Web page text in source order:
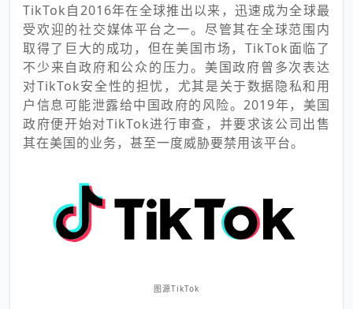
TikTok自2016年在全球推出以来，迅速成为全球最
受欢迎的社交媒体平台之一。尽管其在全球范围内
取得了巨大的成功，但在美国市场，TikTok面临了
不少来自政府和公众的压力。美国政府曾多次表达
对TikTok安全性的担忧，尤其是关于数据隐私和用
户信息可能泄露给中国政府的风险。2019年，美国
政府便开始对TikTok进行审查，并要求该公司出售
其在美国的业务，甚至一度威胁要禁用该平台。
图源TikTok